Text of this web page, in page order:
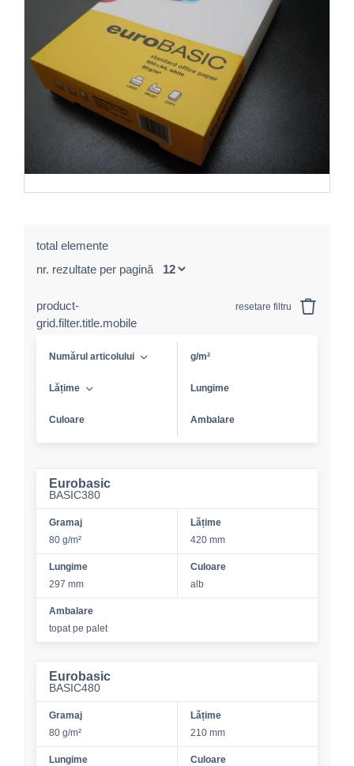
total elemente
nr. rezultate per pagină
product-
grid.filter.title.mobile
resetare filtru
Numărul articolului g/m²
Lățime Lungime
Culoare Ambalare
Eurobasic
BASIC380
Gramaj
80 g/m²
Lățime
420 mm
Lungime
297 mm
Culoare
alb
Ambalare
topat pe palet
Eurobasic
BASIC480
Gramaj
80 g/m²
Lățime
210 mm
Lungime
Culoare